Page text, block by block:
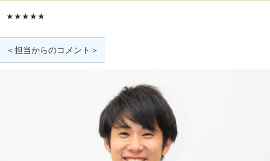
★★★★★
＜担当からのコメント＞